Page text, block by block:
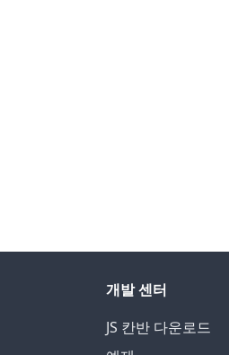
개발 센터
JS 칸반 다운로드